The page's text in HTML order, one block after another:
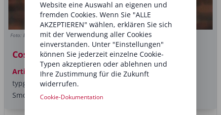
Foto: BENI DURRER
Cosy Smokey Eyes
Artikel
Ja, Dramatik im Make-up darf sein, aber immer
typgerecht und stimmig zum Gesamtbild. Klassische
Smokey Eyes sind im...
Website eine Auswahl an eigenen und
fremden Cookies. Wenn Sie "ALLE
AKZEPTIEREN" wählen, erklären Sie sich
mit der Verwendung aller Cookies
einverstanden. Unter "Einstellungen"
können Sie jederzeit einzelne Cookie-
Typen akzeptieren oder ablehnen und
Ihre Zustimmung für die Zukunft
widerrufen.
Cookie-Dokumentation